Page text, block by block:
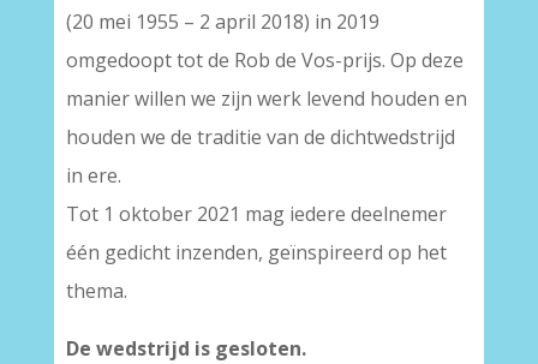
(20 mei 1955 – 2 april 2018) in 2019
omgedoopt tot de Rob de Vos-prijs. Op deze
manier willen we zijn werk levend houden en
houden we de traditie van de dichtwedstrijd
in ere.
Tot 1 oktober 2021 mag iedere deelnemer
één gedicht inzenden, geïnspireerd op het
thema.
De wedstrijd is gesloten.